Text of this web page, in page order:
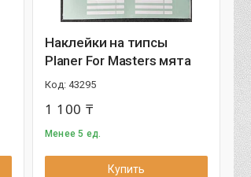
Наклейки на типсы
Planer For Masters мята
43295
1 100 ₸
Менее 5 ед.
Купить